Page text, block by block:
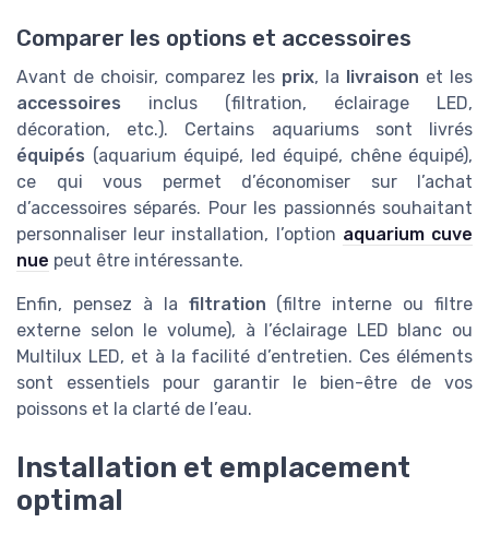
Comparer les options et accessoires
Avant de choisir, comparez les prix, la livraison et les
accessoires inclus (filtration, éclairage LED,
décoration, etc.). Certains aquariums sont livrés
équipés (aquarium équipé, led équipé, chêne équipé),
ce qui vous permet d’économiser sur l’achat
d’accessoires séparés. Pour les passionnés souhaitant
personnaliser leur installation, l’option aquarium cuve
nue peut être intéressante.
Enfin, pensez à la filtration (filtre interne ou filtre
externe selon le volume), à l’éclairage LED blanc ou
Multilux LED, et à la facilité d’entretien. Ces éléments
sont essentiels pour garantir le bien-être de vos
poissons et la clarté de l’eau.
Installation et emplacement
optimal